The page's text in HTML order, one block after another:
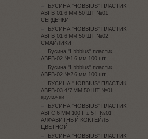
БУСИНА "HOBBIUS" ПЛАСТИК
ABFB-01 6 ММ 50 ШТ №01
СЕРДЕЧКИ
БУСИНА "HOBBIUS" ПЛАСТИК
ABFB-01 6 ММ 50 ШТ №02
СМАЙЛИКИ
Бусина "Hobbius" пластик
ABFB-02 №1 6 мм 100 шт
Бусина "Hobbius" пластик
ABFB-02 №2 6 мм 100 шт
БУСИНА "HOBBIUS" ПЛАСТИК
ABFB-03 4*7 ММ 50 ШТ №01
кружочки
БУСИНА "HOBBIUS" ПЛАСТИК
ABFC 6 ММ 100 Г ± 5 Г №01
АЛФАВИТНЫЙ КОКТЕЙЛЬ
ЦВЕТНОЙ
БУСИНА "HOBBIUS" ПЛАСТИК